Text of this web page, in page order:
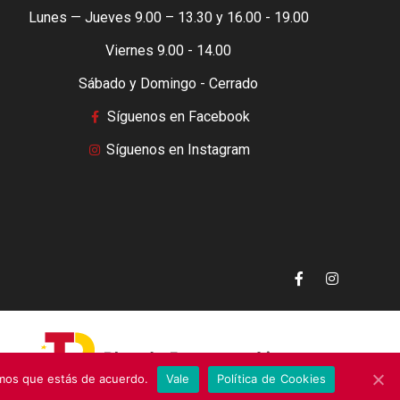
Lunes — Jueves 9.00 – 13.30 y 16.00 - 19.00
Viernes 9.00 - 14.00
Sábado y Domingo - Cerrado
Síguenos en Facebook
Síguenos en Instagram
que estás de acuerdo. Vale Política de Cookies